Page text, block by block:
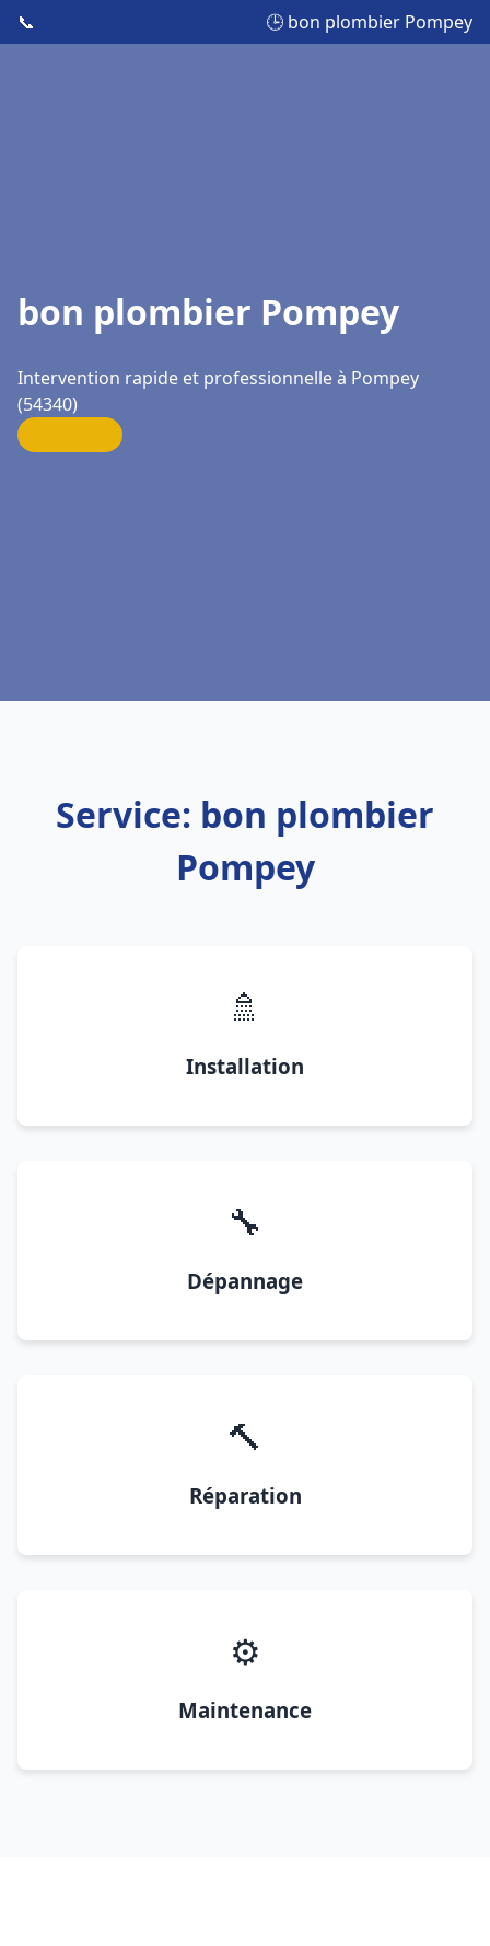
📞 🕒 bon plombier Pompey
bon plombier Pompey
Intervention rapide et professionnelle à Pompey
(54340)
Service: bon plombier
Pompey
🚿
Installation
🔧
Dépannage
🔨
Réparation
⚙️
Maintenance